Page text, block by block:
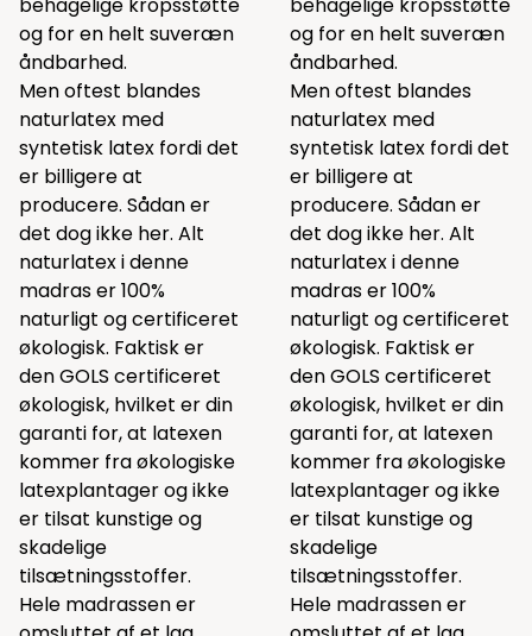
og for en helt suveræn
åndbarhed.
Men oftest blandes
naturlatex med
syntetisk latex fordi det
er billigere at
producere. Sådan er
det dog ikke her. Alt
naturlatex i denne
madras er 100%
naturligt og certificeret
økologisk. Faktisk er
den GOLS certificeret
økologisk, hvilket er din
garanti for, at latexen
kommer fra økologiske
latexplantager og ikke
er tilsat kunstige og
skadelige
tilsætningsstoffer.
Hele madrassen er
og for en helt suveræn
åndbarhed.
Men oftest blandes
naturlatex med
syntetisk latex fordi det
er billigere at
producere. Sådan er
det dog ikke her. Alt
naturlatex i denne
madras er 100%
naturligt og certificeret
økologisk. Faktisk er
den GOLS certificeret
økologisk, hvilket er din
garanti for, at latexen
kommer fra økologiske
latexplantager og ikke
er tilsat kunstige og
skadelige
tilsætningsstoffer.
Hele madrassen er